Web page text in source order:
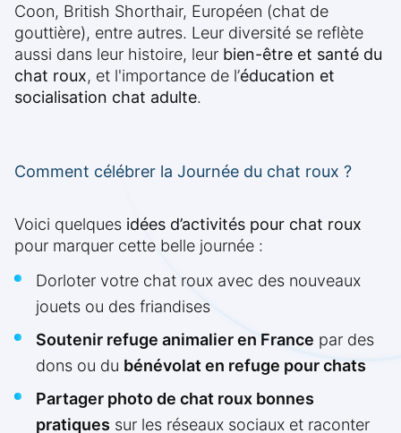
Coon, British Shorthair, Européen (chat de
gouttière), entre autres. Leur diversité se reflète
aussi dans leur histoire, leur bien-être et santé du
chat roux, et l'importance de l’éducation et
socialisation chat adulte.
Comment célébrer la Journée du chat roux ?
Voici quelques idées d’activités pour chat roux
pour marquer cette belle journée :
Dorloter votre chat roux avec des nouveaux
jouets ou des friandises
Soutenir refuge animalier en France par des
dons ou du bénévolat en refuge pour chats
Partager photo de chat roux bonnes
pratiques sur les réseaux sociaux et raconter